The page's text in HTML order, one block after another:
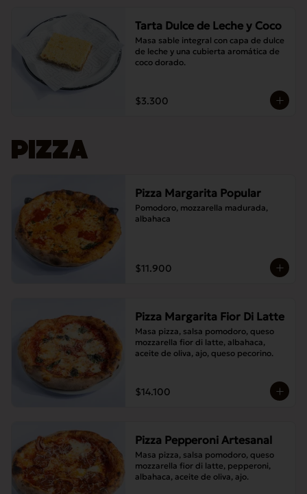
Tarta Dulce de Leche y Coco
Masa sable integral con capa de dulce
de leche y una cubierta aromática de
coco dorado.
$3.300
PIZZA
Pizza Margarita Popular
Pomodoro, mozzarella madurada,
albahaca
$11.900
Pizza Margarita Fior Di Latte
Masa pizza, salsa pomodoro, queso
mozzarella fior di latte, albahaca,
aceite de oliva, ajo, queso pecorino.
$14.100
Pizza Pepperoni Artesanal
Masa pizza, salsa pomodoro, queso
mozzarella fior di latte, pepperoni,
albahaca, aceite de oliva, ajo.